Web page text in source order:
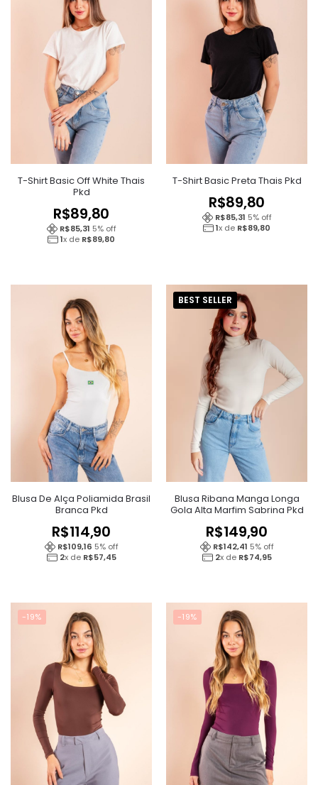
T-Shirt Basic Off White Thais
Pkd
R$89,80
R$85,31 5% off
1x de R$89,80
T-Shirt Basic Preta Thais Pkd
R$89,80
R$85,31 5% off
1x de R$89,80
Blusa De Alça Poliamida Brasil
Branca Pkd
R$114,90
R$109,16 5% off
2x de R$57,45
BEST SELLER
Blusa Ribana Manga Longa
Gola Alta Marfim Sabrina Pkd
R$149,90
R$142,41 5% off
2x de R$74,95
-19% -19%